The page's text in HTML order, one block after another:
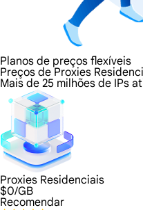
Planos de preços flexíveis
Preços de Proxies
Mais de 25 milhões de IPs
Proxies Residenciais
$0/GB
Recomendar